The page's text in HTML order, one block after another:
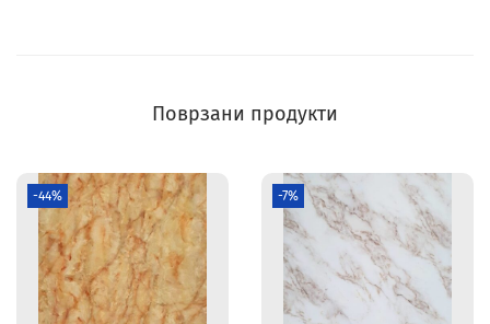
Поврзани продукти
-44% -7%